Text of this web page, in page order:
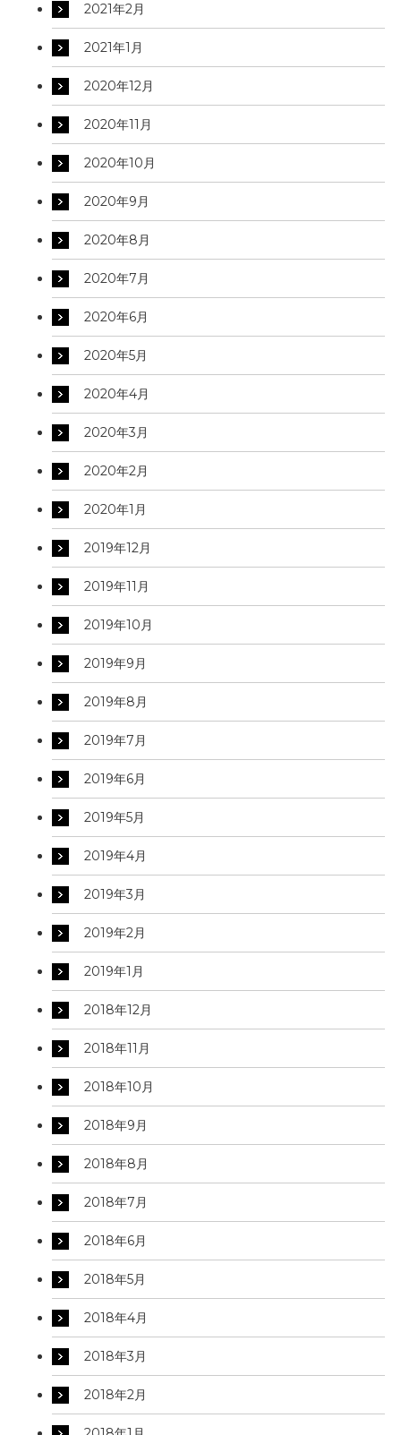
2021年2月
2021年1月
2020年12月
2020年11月
2020年10月
2020年9月
2020年8月
2020年7月
2020年6月
2020年5月
2020年4月
2020年3月
2020年2月
2020年1月
2019年12月
2019年11月
2019年10月
2019年9月
2019年8月
2019年7月
2019年6月
2019年5月
2019年4月
2019年3月
2019年2月
2019年1月
2018年12月
2018年11月
2018年10月
2018年9月
2018年8月
2018年7月
2018年6月
2018年5月
2018年4月
2018年3月
2018年2月